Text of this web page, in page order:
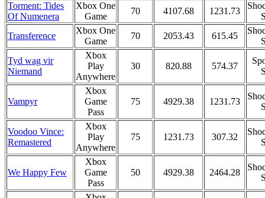
Torment: Tides
Of Numenera
Xbox One
Game
70 4107.68 1231.73
Transference
Xbox One
Game
70 2053.43 615.45
Tyd wag vir
Niemand
Xbox
Play
Anywhere
30 820.88 574.37
Vampyr
Xbox
Game
Pass
75 4929.38 1231.73
Voodoo Vince:
Remastered
Xbox
Play
Anywhere
75 1231.73 307.32
We Happy Few
Xbox
Game
Pass
50 4929.38 2464.28